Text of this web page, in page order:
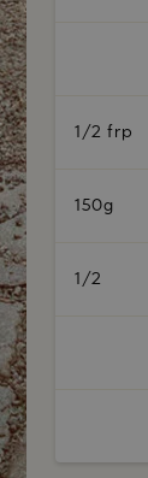
1/2 frp
150g
1/2